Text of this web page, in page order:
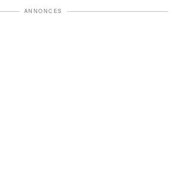
ANNONCES